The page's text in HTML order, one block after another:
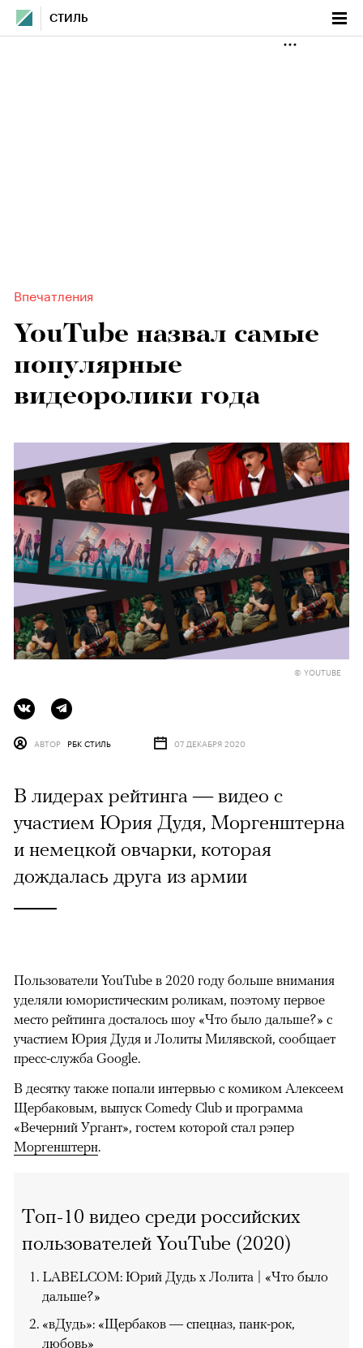
СТИЛЬ
Впечатления
YouTube назвал самые
популярные
видеоролики года
© YOUTUBE
АВТОР РБК СТИЛЬ 07 ДЕКАБРЯ 2020
В лидерах рейтинга — видео с
участием Юрия Дудя, Моргенштерна
и немецкой овчарки, которая
дождалась друга из армии
Пользователи YouTube в 2020 году больше внимания
уделяли юмористическим роликам, поэтому первое
место рейтинга досталось шоу «Что было дальше?» с
участием Юрия Дудя и Лолиты Милявской, сообщает
пресс-служба Google.
В десятку также попали интервью с комиком Алексеем
Щербаковым, выпуск Comedy Club и программа
«Вечерний Ургант», гостем которой стал рэпер
Моргенштерн.
Топ-10 видео среди российских
пользователей YouTube (2020)
LABELCOM: Юрий Дудь х Лолита | «Что было
дальше?»
«вДудь»: «Щербаков — спецназ, панк-рок,
любовь»